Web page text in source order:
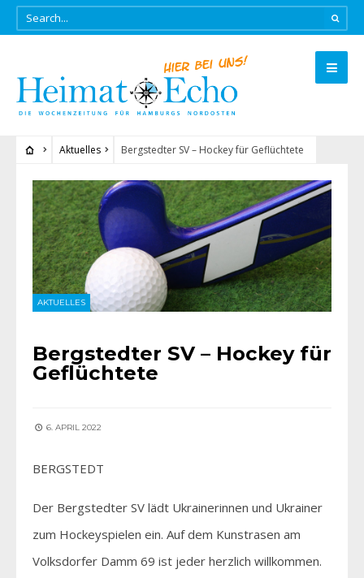
Aktuelles Bergstedter SV – Hockey für Geflüchtete
AKTUELLES
Bergstedter SV – Hockey für
Geflüchtete
6. APRIL 2022
BERGSTEDT
Der Bergstedter SV lädt Ukrainerinnen und Ukrainer
zum Hockeyspielen ein. Auf dem Kunstrasen am
Volksdorfer Damm 69 ist jeder herzlich willkommen.